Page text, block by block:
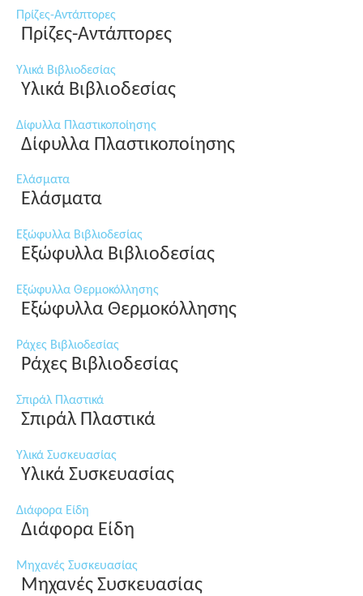
Πρίζες-Αντάπτορες
Πρίζες-Αντάπτορες
Υλικά Βιβλιοδεσίας
Υλικά Βιβλιοδεσίας
Δίφυλλα Πλαστικοποίησης
Δίφυλλα Πλαστικοποίησης
Ελάσματα
Ελάσματα
Εξώφυλλα Βιβλιοδεσίας
Εξώφυλλα Βιβλιοδεσίας
Εξώφυλλα Θερμοκόλλησης
Εξώφυλλα Θερμοκόλλησης
Ράχες Βιβλιοδεσίας
Ράχες Βιβλιοδεσίας
Σπιράλ Πλαστικά
Σπιράλ Πλαστικά
Υλικά Συσκευασίας
Υλικά Συσκευασίας
Διάφορα Είδη
Διάφορα Είδη
Μηχανές Συσκευασίας
Μηχανές Συσκευασίας